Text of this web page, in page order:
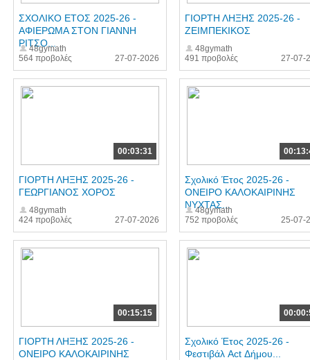
564 προβολές
ΣΧΟΛΙΚΟ ΕΤΟΣ 2025-26 -
ΑΦΙΕΡΩΜΑ ΣΤΟΝ ΓΙΑΝΝΗ
ΡΙΤΣΟ...
48gymath
27-07-2026
491 προβολές
ΓΙΟΡΤΗ ΛΗΞΗΣ 2025-26 -
ΖΕΙΜΠΕΚΙΚΟΣ
48gymath
27-07-
00:03:31
424 προβολές
ΓΙΟΡΤΗ ΛΗΞΗΣ 2025-26 -
ΓΕΩΡΓΙΑΝΟΣ ΧΟΡΟΣ
48gymath
27-07-2026
752 προβολές
Σχολικό Έτος 2025-26 -
ΟΝΕΙΡΟ ΚΑΛΟΚΑΙΡΙΝΗΣ
ΝΥΧΤΑΣ...
48gymath
25-07-
00:15:15
ΓΙΟΡΤΗ ΛΗΞΗΣ 2025-26 -
ΟΝΕΙΡΟ ΚΑΛΟΚΑΙΡΙΝΗΣ
Σχολικό Έτος 2025-26 -
Φεστιβάλ Act Δήμου...